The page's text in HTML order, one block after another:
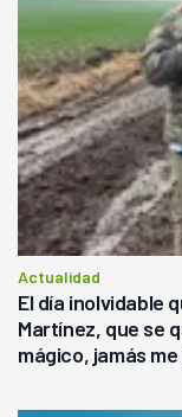
Actualidad
El día inolvidable
Martínez, que se
mágico, jamás